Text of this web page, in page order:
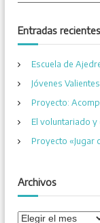
c
a
:
Entradas recientes
Escuela de
Jóvenes Valientes
Proyecto:
El voluntariado
Proyecto «Jugar
Archivos
A